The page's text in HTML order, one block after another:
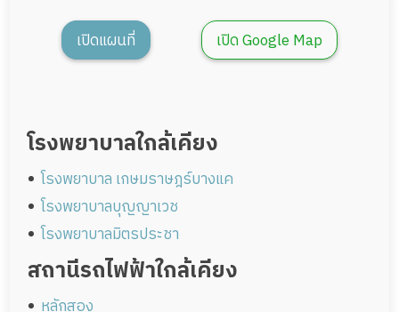
เปิดแผนที่ เปิด Google Map
โรงพยาบาลใกล้เคียง
โรงพยาบาล เกษมราษฎร์บางแค
โรงพยาบาลบุญญาเวช
โรงพยาบาลมิตรประชา
สถานีรถไฟฟ้าใกล้เคียง
หลักสอง